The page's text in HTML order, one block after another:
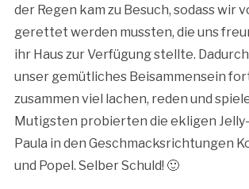
der Regen kam zu Besuch, sodass wir
gerettet werden mussten, die uns
ihr Haus zur Verfügung stellte.
unser gemütliches Beisammensein
zusammen viel lachen, reden und
Mutigsten probierten die ekligen
Paula in den Geschmacksrichtungen
und Popel. Selber Schuld! 🙂